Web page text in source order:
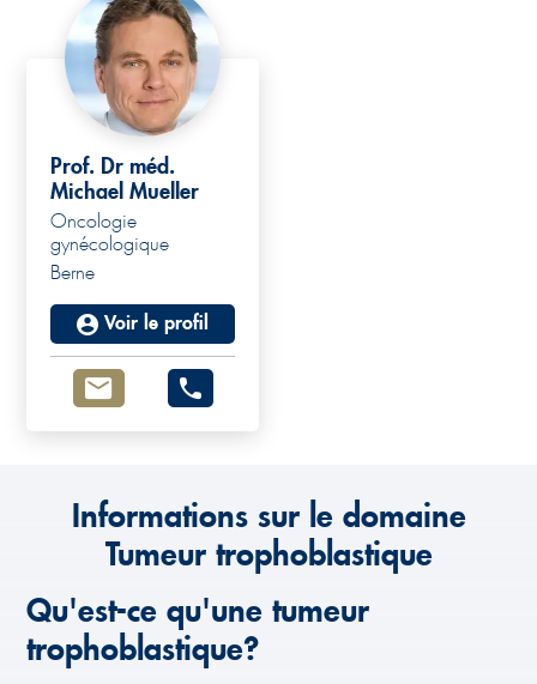
Prof. Dr. med.
Michael Mueller
Prof. Dr méd.
Michael Mueller
Oncologie
gynécologique
Berne
Voir le profil
Informations sur le domaine
Tumeur trophoblastique
Qu'est-ce qu'une tumeur
trophoblastique?